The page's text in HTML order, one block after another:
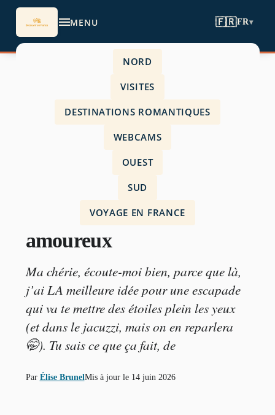
MENU
NORD
VISITES
DESTINATIONS ROMANTIQUES
WEBCAMS
OUEST
SUD
VOYAGE EN FRANCE
🇫🇷FR▾
Destinations Romantiques ›
DESTINATIONS ROMANTIQUES
week-end exceptionnel
amoureux
Ma chérie, écoute-moi bien, parce que là,
j’ai LA meilleure idée pour une escapade
qui va te mettre des étoiles plein les yeux
(et dans le jacuzzi, mais on en reparlera
🤭). Tu sais ce que ça fait, de
Par Élise BrunelMis à jour le 14 juin 2026